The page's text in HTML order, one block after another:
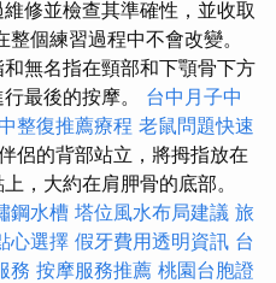
修並檢查其準確性，並收取
個練習過程中不會改變。
無名指在頸部和下顎骨下方
最後的按摩。 台中月子中
整復推薦療程 老鼠問題快速
侶的背部站立，將拇指放在
，大約在肩胛骨的底部。
鋼水槽 塔位風水布局建議 旅
心選擇 假牙費用透明資訊 台
務 按摩服務推薦 桃園台胞證